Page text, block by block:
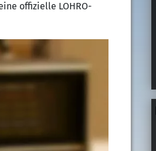
offizielle LOHRO-